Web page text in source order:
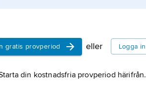
gratis provperiod eller Logga in
din kostnadsfria provperiod härifrån.